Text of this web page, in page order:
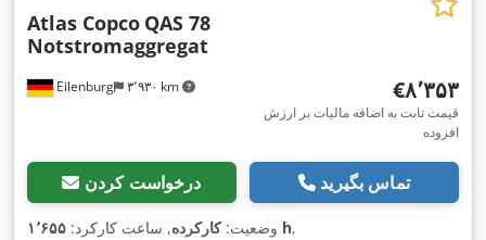
Eilenburg ۳٬۹۳۰ km
Atlas Copco QAS 78
Notstromaggregat
‎€۸٬۳۵۳
قیمت ثابت به اضافه مالیات بر ارزش
افزوده
درخواست کردن تماس بگیرید
وضعیت:کارکرده, ساعت کارکرد: ۱٬۶۵۵ h,